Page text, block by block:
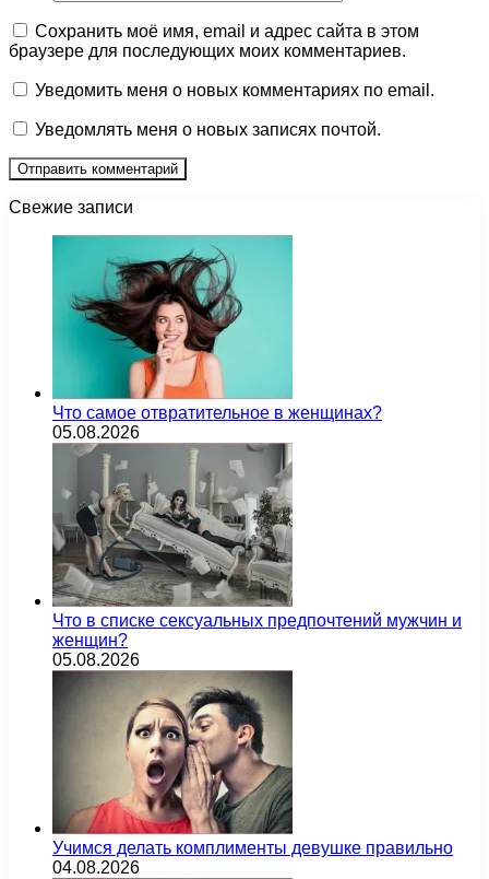
Сохранить моё имя, email и адрес сайта в этом
браузере для последующих моих комментариев.
Уведомить меня о новых комментариях по email.
Уведомлять меня о новых записях почтой.
Свежие записи
Что самое отвратительное в женщинах?
05.08.2026
Что в списке сексуальных предпочтений мужчин и
женщин?
05.08.2026
Учимся делать комплименты девушке правильно
04.08.2026